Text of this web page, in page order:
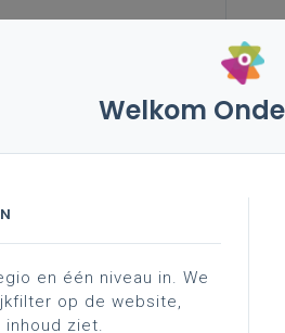
vakken en
- D/A-finaliteit
Welkom
en één niveau in. We
op de website,
ziet.